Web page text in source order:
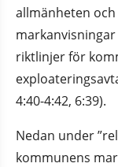
allmänheten
riktlinjer för
4:40-4:42, 6:39).
Nedan under
kommunens